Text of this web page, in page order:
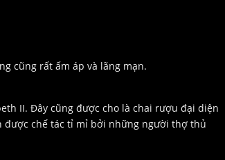
cũng rất ấm áp và lãng mạn.
II. Đây cũng được cho là chai rượu đại diện
được chế tác tỉ mỉ bởi những người thợ thủ